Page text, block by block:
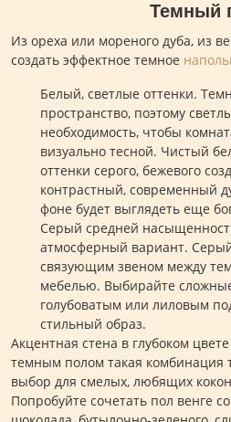
Темный
Из ореха или мореного дуба, из
создать эффектное темное
Белый, светлые оттенки.
пространство, поэтому
необходимость, чтобы
визуально тесной. Чистый
оттенки серого, бежевого
контрастный, современный
фоне будет выглядеть еще
Серый средней
атмосферный вариант.
связующим звеном между
мебелью. Выбирайте
голубоватым или лиловым
стильный образ.
Акцентная стена в глубоком
темным полом такая комбинация
выбор для смелых, любящих
Попробуйте сочетать пол венге